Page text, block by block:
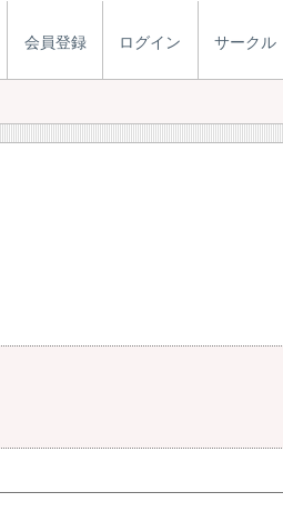
会員登録 ログイン サークル